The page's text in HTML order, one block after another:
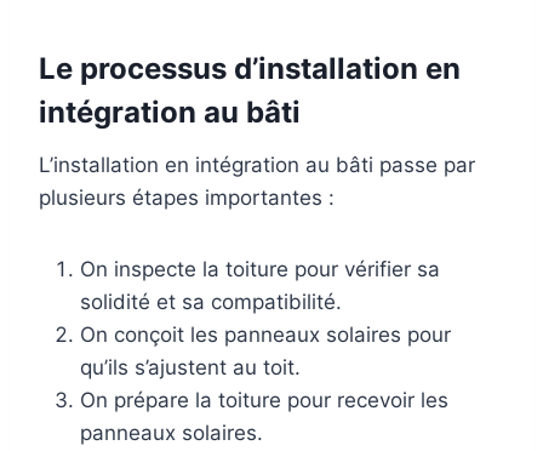
Le processus d’installation en
intégration au bâti
L’installation en intégration au bâti passe par
plusieurs étapes importantes :
On inspecte la toiture pour vérifier sa
solidité et sa compatibilité.
On conçoit les panneaux solaires pour
qu’ils s’ajustent au toit.
On prépare la toiture pour recevoir les
panneaux solaires.